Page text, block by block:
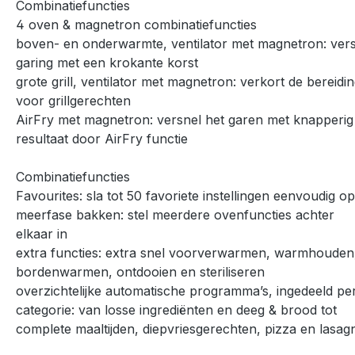
Combinatiefuncties
4 oven & magnetron combinatiefuncties
boven- en onderwarmte, ventilator met magnetron:
garing met een krokante korst
grote grill, ventilator met magnetron: verkort de
voor grillgerechten
AirFry met magnetron: versnel het garen met knapperig
resultaat door AirFry functie
Combinatiefuncties
Favourites: sla tot 50 favoriete instellingen eenvoudig op
meerfase bakken: stel meerdere ovenfuncties achter
elkaar in
extra functies: extra snel voorverwarmen,
bordenwarmen, ontdooien en steriliseren
overzichtelijke automatische programma’s, ingedeeld
categorie: van losse ingrediënten en deeg & brood tot
complete maaltijden, diepvriesgerechten, pizza en